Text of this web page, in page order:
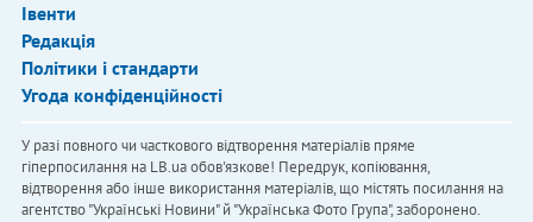
Івенти
Редакція
Політики і стандарти
Угода конфіденційності
У разі повного чи часткового відтворення матеріалів пряме
гіперпосилання на LB.ua обов'язкове! Передрук, копіювання,
відтворення або інше використання матеріалів, що містять посилання на
агентство "Українськi Новини" й "Українська Фото Група", заборонено.